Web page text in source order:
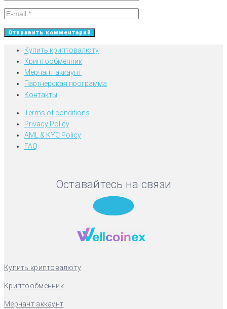
Купить криптовалюту
Криптообменник
Мерчант аккаунт
Партнерская программа
Контакты
Terms of conditions
Privacy Policy
AML & KYC Policy
FAQ
Оставайтесь на связи
Купить криптовалюту
Криптообменник
Мерчант аккаунт